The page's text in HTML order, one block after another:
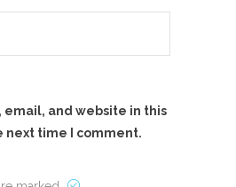
email, and website in this
next time I comment.